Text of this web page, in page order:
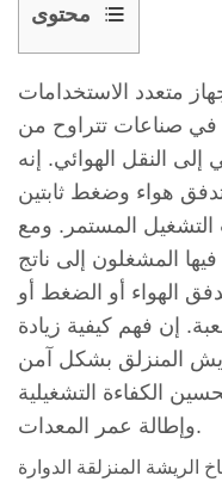
محتوى
1
فهم
ناتج
الضغط
لمنفاخ
الريشة
المنزلقة
الدوارة
2
التعديلات
الميكانيكية
لزيادة
ناتج
الضغط
متعدد الاستخدامات
صناعات تتراوح من
النقل الهوائي. إنه
هواء وضغط ثابتين
التشغيل المستمر. ومع
المشغلون إلى ناتج
الهواء أو الضغط أو
إن فهم كيفية زيادة
المنزلق بشكل آمن
الكفاءة التشغيلية
وإطالة عمر المعدات.
الريشة المنزلقة الدوارة